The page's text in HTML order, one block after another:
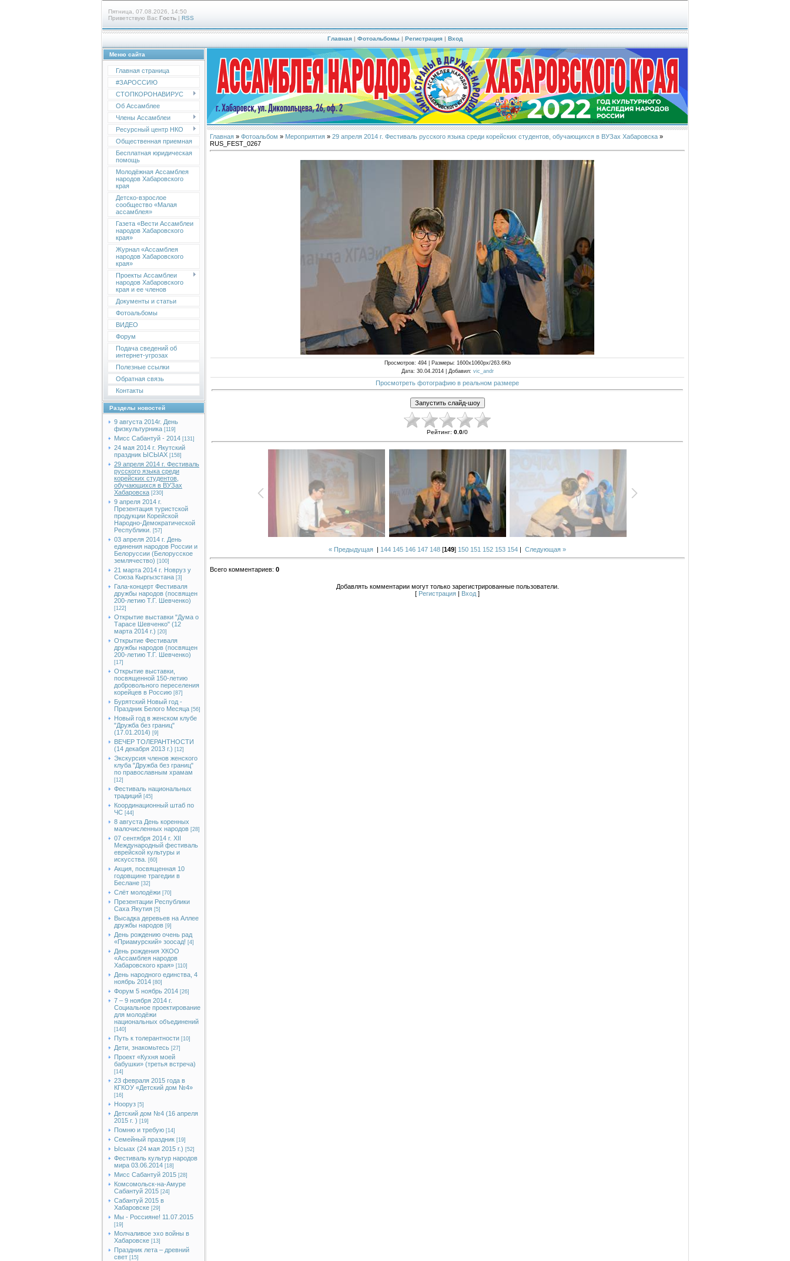
Пятница, 07.08.2026, 14:50
Приветствую Вас Гость | RSS
Главная | Фотоальбомы | Регистрация | Вход
Меню сайта
Главная страница
#ЗАРОССИЮ
СТОПКОРОНАВИРУС
Об Ассамблее
Члены Ассамблеи
Ресурсный центр НКО
Общественная приемная
Бесплатная юридическая
помощь
Молодёжная Ассамблея
народов Хабаровского
края
Детско-взрослое
сообщество «Малая
ассамблея»
Газета «Вести Ассамблеи
народов Хабаровского
края»
Журнал «Ассамблея
народов Хабаровского
края»
Проекты Ассамблеи
народов Хабаровского
края и ее членов
Документы и статьи
Фотоальбомы
ВИДЕО
Форум
Подача сведений об
интернет-угрозах
Полезные ссылки
Обратная связь
Контакты
Разделы новостей
9 августа 2014г. День
физкультурника [119]
Мисс Сабантуй - 2014 [131]
24 мая 2014 г. Якутский
праздник ЫСЫАХ [158]
29 апреля 2014 г. Фестиваль
русского языка среди
корейских студентов,
обучающихся в ВУЗах
Хабаровска [230]
9 апреля 2014 г.
Презентация туристской
продукции Корейской
Народно-Демократической
Республики.
[57]
03 апреля 2014 г. День
единения народов России и
Белоруссии (Белорусское
землячество) [100]
21 марта 2014 г. Новруз у
Союза Кыргызстана [3]
Гала-концерт Фестиваля
дружбы народов (посвящен
200-летию Т.Г. Шевченко)
[122]
Открытие выставки "Дума о
Тарасе Шевченко" (12
марта 2014 г.) [20]
Открытие Фестиваля
дружбы народов (посвящен
200-летию Т.Г. Шевченко)
[17]
Открытие выставки,
посвященной 150-летию
добровольного переселения
корейцев в Россию [87]
Бурятский Новый год -
Праздник Белого Месяца [56]
Новый год в женском клубе
"Дружба без границ"
(17.01.2014) [9]
ВЕЧЕР ТОЛЕРАНТНОСТИ
(14 декабря 2013 г.) [12]
Экскурсия членов женского
клуба "Дружба без границ"
по православным храмам
[12]
Фестиваль национальных
традиций [45]
Координационный штаб по
ЧС [44]
8 августа День коренных
малочисленных народов [28]
07 сентября 2014 г. XII
Международный фестиваль
еврейской культуры и
искусства.
[60]
Акция, посвященная 10
годовщине трагедии в
Беслане [32]
Слёт молодёжи [70]
Презентации Республики
Саха Якутия [5]
Высадка деревьев на Аллее
дружбы народов [9]
День рождению очень рад
«Приамурский» зоосад! [4]
День рождения ХКОО
«Ассамблея народов
Хабаровского края» [110]
День народного единства, 4
ноябрь 2014 [80]
Форум 5 ноябрь 2014 [26]
7 – 9 ноября 2014 г.
Социальное проектирование
для молодёжи
национальных объединений
[140]
Путь к толерантности [10]
Дети, знакомьтесь [27]
Проект «Кухня моей
бабушки» (третья встреча)
[14]
23 февраля 2015 года в
КГКОУ «Детский дом №4»
[16]
Нооруз [5]
Детский дом №4 (16 апреля
2015 г. ) [19]
Помню и требую [14]
Семейный праздник [19]
Ысыах (24 мая 2015 г.) [52]
Фестиваль культур народов
мира 03.06.2014 [18]
Мисс Сабантуй 2015 [28]
Комсомольск-на-Амуре
Сабантуй 2015 [24]
Сабантуй 2015 в
Хабаровске [29]
Мы - Россияне! 11.07.2015
[19]
Молчаливое эхо войны в
Хабаровске [13]
Праздник лета – древний
свет [15]
Главная » Фотоальбом » Мероприятия » 29 апреля 2014 г. Фестиваль русского языка среди корейских студентов, обучающихся в ВУЗах Хабаровска »
RUS_FEST_0267
Просмотров: 494 | Размеры: 1600x1060px/263.6Kb
Дата: 30.04.2014 | Добавил: vic_andr
Просмотреть фотографию в реальном размере
Рейтинг: 0.0/0
« Предыдущая | 144 145 146 147 148 [149] 150 151 152 153 154 | Следующая »
Всего комментариев: 0
Добавлять комментарии могут только зарегистрированные пользователи.
[ Регистрация Вход ]